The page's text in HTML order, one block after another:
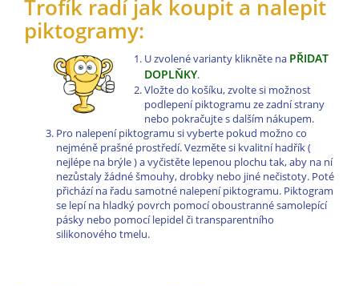
Trofík radí jak koupit a nalepit
piktogramy:
U zvolené varianty klikněte na PŘIDAT
DOPLŇKY.
Vložte do košíku, zvolte si možnost
podlepení piktogramu ze zadní strany
nebo pokračujte s dalším nákupem.
Pro nalepení piktogramu si vyberte pokud možno co
nejméně prašné prostředí. Vezměte si kvalitní hadřík (
nejlépe na brýle ) a vyčistěte lepenou plochu tak, aby na ní
nezůstaly žádné šmouhy, drobky nebo jiné nečistoty. Poté
přichází na řadu samotné nalepení piktogramu. Piktogram
se lepí na hladký povrch pomocí oboustranné samolepící
pásky nebo pomocí lepidel či transparentního
silikonového tmelu.